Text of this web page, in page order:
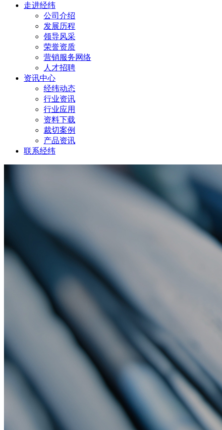
走进经纬
公司介绍
发展历程
领导风采
荣誉资质
营销服务网络
人才招聘
资讯中心
经纬动态
行业资讯
行业应用
资料下载
裁切案例
产品资讯
联系经纬